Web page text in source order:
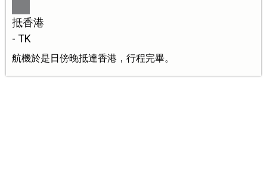
抵香港
- TK
航機於是日傍晚抵達香港，行程完畢。